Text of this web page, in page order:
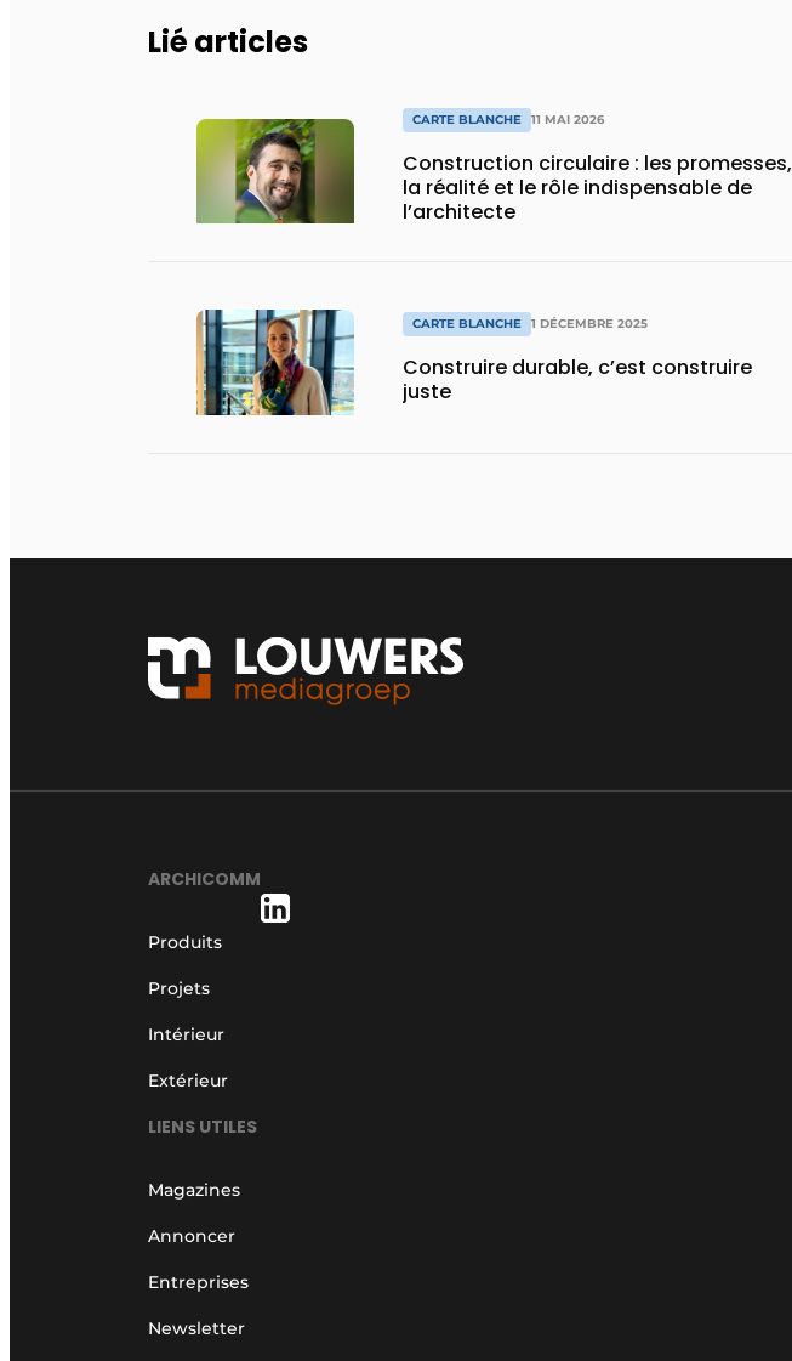
Lié articles
CARTE BLANCHE 11 MAI 2026
Construction circulaire : les promesses,
la réalité et le rôle indispensable de
l’architecte
CARTE BLANCHE 1 DÉCEMBRE 2025
Construire durable, c’est construire
juste
ARCHICOMM
Produits
Projets
Intérieur
Extérieur
LIENS UTILES
Magazines
Annoncer
Entreprises
Newsletter